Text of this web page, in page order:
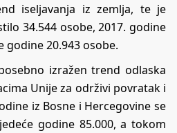
iseljavanja iz zemlja, te je
34.544 osobe, 2017. godine
godine 20.943 osobe.
izražen trend odlaska
Unije za održivi povratak i
iz Bosne i Hercegovine se
godine 85.000, a tokom